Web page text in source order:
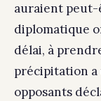
auraient peut-
diplomatique
délai, à
précipitation a
opposants